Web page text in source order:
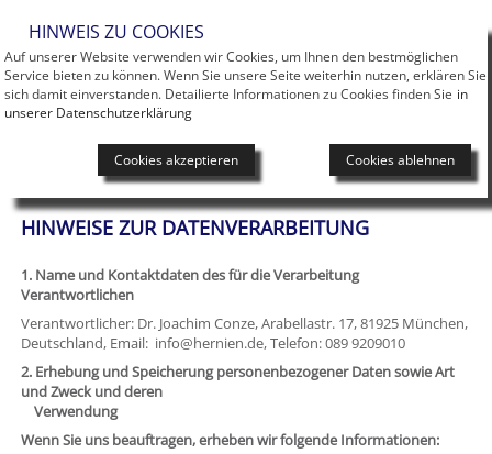
HINWEIS ZU COOKIES
Auf unserer Website verwenden wir Cookies, um Ihnen den bestmöglichen
Service bieten zu können. Wenn Sie unsere Seite weiterhin nutzen, erklären Sie
sich damit einverstanden. Detailierte Informationen zu Cookies finden Sie in
unserer Datenschutzerklärung
Cookies ablehnen
Cookies akzeptieren
Datenschutzerklärung
DATENSCHUTZERKLÄRUNG
HINWEISE ZUR DATENVERARBEITUNG
1. Name und Kontaktdaten des für die Verarbeitung
Verantwortlichen
Verantwortlicher: Dr. Joachim Conze, Arabellastr. 17, 81925 München,
Deutschland, Email: info@hernien.de, Telefon: 089 9209010
2. Erhebung und Speicherung personenbezogener Daten sowie Art
und Zweck und deren
Verwendung
Wenn Sie uns beauftragen, erheben wir folgende Informationen: